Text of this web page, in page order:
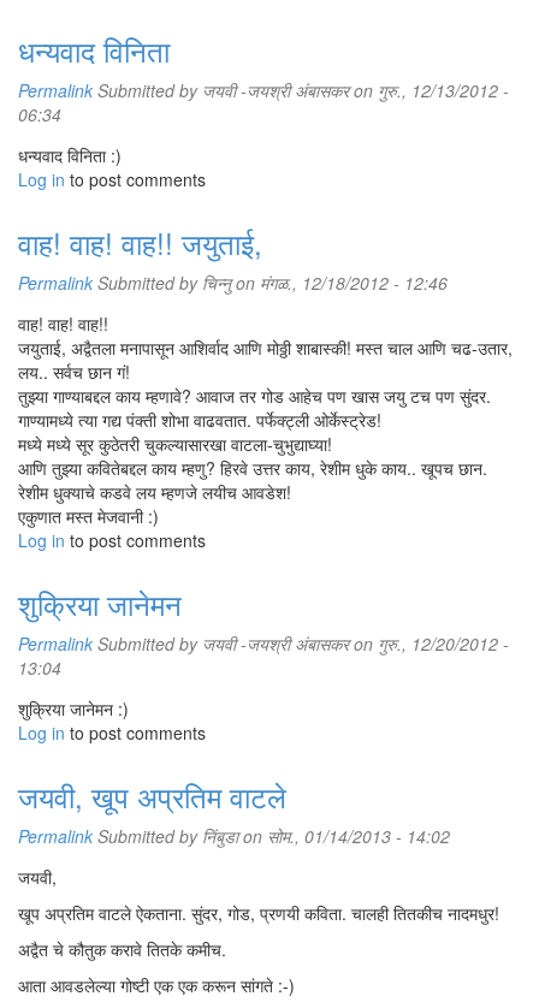
धन्यवाद विनिता
Permalink Submitted by जयवी -जयश्री अंबासकरon गुरु., 12/13/2012 -
06:34
धन्यवाद विनिता :)
Log in to post comments
वाह! वाह! वाह!! जयुताई,
Permalink Submitted by चिन्नुon मंगळ., 12/18/2012 - 12:46
वाह! वाह! वाह!!
जयुताई, अद्वैतला मनापासून आशिर्वाद आणि मोठ्ठी शाबास्की! मस्त चाल आणि चढ-उतार,
लय.. सर्वच छान गं!
तुझ्या गाण्याबद्दल काय म्हणावे? आवाज तर गोड आहेच पण खास जयु टच पण सुंदर.
गाण्यामध्ये त्या गद्य पंक्ती शोभा वाढवतात. पर्फेक्ट्ली ओर्केस्ट्रेड!
मध्ये मध्ये सूर कुठेतरी चुकल्यासारखा वाटला-चुभुद्याघ्या!
आणि तुझ्या कवितेबद्दल काय म्हणु? हिरवे उत्तर काय, रेशीम धुके काय.. खूपच छान.
रेशीम धुक्याचे कडवे लय म्हणजे लयीच आवडेश!
एकुणात मस्त मेजवानी :)
Log in to post comments
शुक्रिया जानेमन
Permalink Submitted by जयवी -जयश्री अंबासकरon गुरु., 12/20/2012 -
13:04
शुक्रिया जानेमन :)
Log in to post comments
जयवी, खूप अप्रतिम वाटले
Permalink Submitted by निंबुडाon सोम., 01/14/2013 - 14:02
जयवी,
खूप अप्रतिम वाटले ऐकताना. सुंदर, गोड, प्रणयी कविता. चालही तितकीच नादमधुर!
अद्वैत चे कौतुक करावे तितके कमीच.
आता आवडलेल्या गोष्टी एक एक करून सांगते :-)